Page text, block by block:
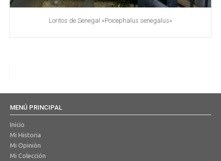
Loritos de Senegal «Poicephalus senegalus»
MENÚ PRINCIPAL
Inicio
Mi Historia
Mi Opinión
Mi Colección